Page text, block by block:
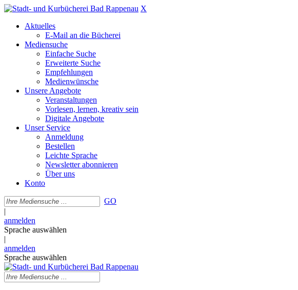
X
Aktuelles
E-Mail an die Bücherei
Mediensuche
Einfache Suche
Erweiterte Suche
Empfehlungen
Medienwünsche
Unsere Angebote
Veranstaltungen
Vorlesen, lernen, kreativ sein
Digitale Angebote
Unser Service
Anmeldung
Bestellen
Leichte Sprache
Newsletter abonnieren
Über uns
Konto
GO
|
anmelden
Sprache auswählen
|
anmelden
Sprache auswählen